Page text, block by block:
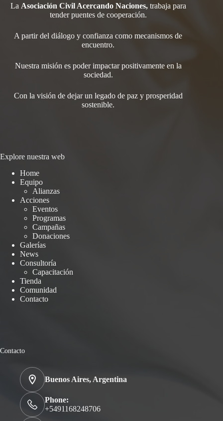
La Asociación Civil Acercando Naciones,trabaja para
tenderpuentes de cooperación.
A partir del diálogo y confianza como mecanismos de
encuentro.
Nuestra misión es poder impactar positivamente en la
sociedad.
Con la visión de dejar un legado de paz y prosperidad
sostenible.
Explore nuestra web
Home
Equipo
Alianzas
Acciones
Eventos
Programas
Campañas
Donaciones
Galerías
News
Consultoría
Capacitación
Tienda
Comunidad
Contacto
Contacto
Buenos Aires, Argentina
Phone:
+5491168248706